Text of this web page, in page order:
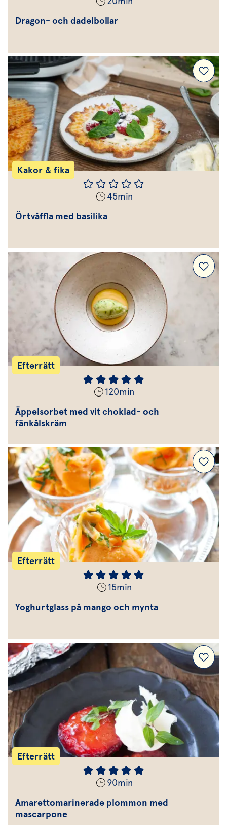
Dragon- och dadelbollar
Kakor & fika
45min
Örtvåffla med basilika
Efterrätt
120min
Äppelsorbet med vit choklad- och
fänkålskräm
Efterrätt
15min
Yoghurtglass på mango och mynta
Efterrätt
90min
Amarettomarinerade plommon med
mascarpone